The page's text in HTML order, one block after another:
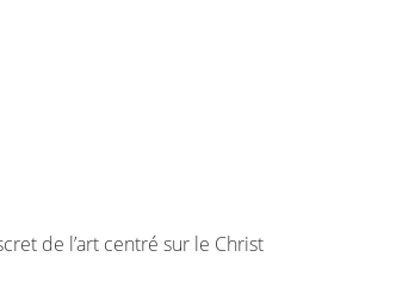
de l’art centré sur le Christ